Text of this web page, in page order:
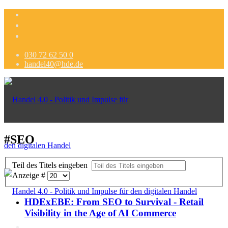
030 72 62 50 0
handel40@hde.de
#SEO
Teil des Titels eingeben
Anzeige #
HDExEBE: From SEO to Survival - Retail
Visibility in the Age of AI Commerce